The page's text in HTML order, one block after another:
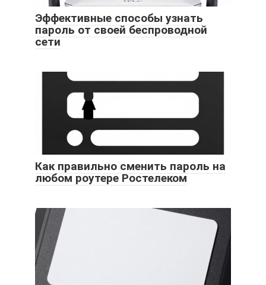
Эффективные способы узнать
пароль от своей беспроводной
сети
Как правильно сменить пароль на
любом роутере Ростелеком